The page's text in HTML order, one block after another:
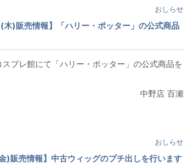
おしらせ
木)販売情報】「ハリー・ポッター」の公式商品
プレ館にて「ハリー・ポッター」の公式商品を
中野店 百瀬
おしらせ
)販売情報】中古ウィッグのプチ出しを行います